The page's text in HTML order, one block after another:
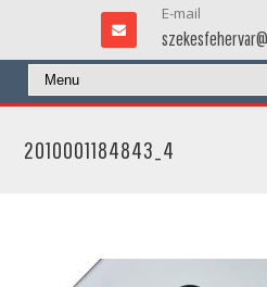
E-mail
2010001184843_4